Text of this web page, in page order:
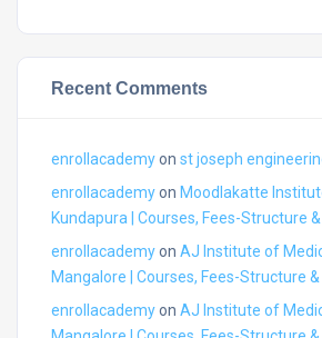
Recent Comments
enrollacademyon st joseph
enrollacademyon Moodlakatte
Kundapura | Courses, Fees-Structure
enrollacademyon AJ Institute of
Mangalore | Courses, Fees-Structure
enrollacademyon AJ Institute of